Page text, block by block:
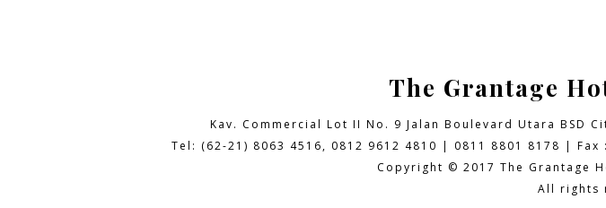
The Grantage
Kav. Commercial Lot II No. 9 Jalan Boulevard Utara BSD
Tel: (62-21) 8063 4516, 0812 9612 4810 | 0811 8801 8178 |
Copyright © 2017 The Grantage
All rights